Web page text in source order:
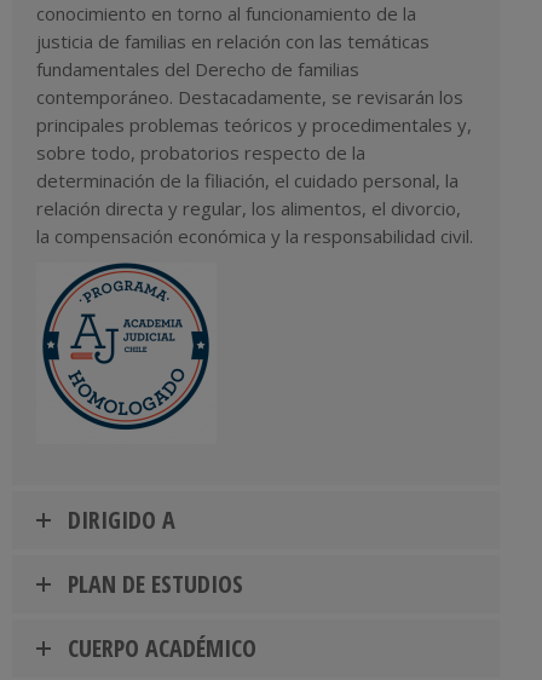
conocimiento en torno al funcionamiento de la
justicia de familias en relación con las temáticas
fundamentales del Derecho de familias
contemporáneo. Destacadamente, se revisarán los
principales problemas teóricos y procedimentales y,
sobre todo, probatorios respecto de la
determinación de la filiación, el cuidado personal, la
relación directa y regular, los alimentos, el divorcio,
la compensación económica y la responsabilidad civil.
DIRIGIDO A
PLAN DE ESTUDIOS
CUERPO ACADÉMICO